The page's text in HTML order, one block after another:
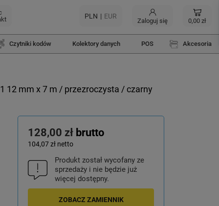
PLN EUR
Zaloguj się 0,00 zł
Czytniki kodów Kolektory danych POS Akcesoria
12 mm x 7 m / przezroczysta / czarny
128,00 zł brutto
104,07 zł netto
Produkt został wycofany ze
sprzedaży i nie będzie już
więcej dostępny.
ZOBACZ ZAMIENNIK